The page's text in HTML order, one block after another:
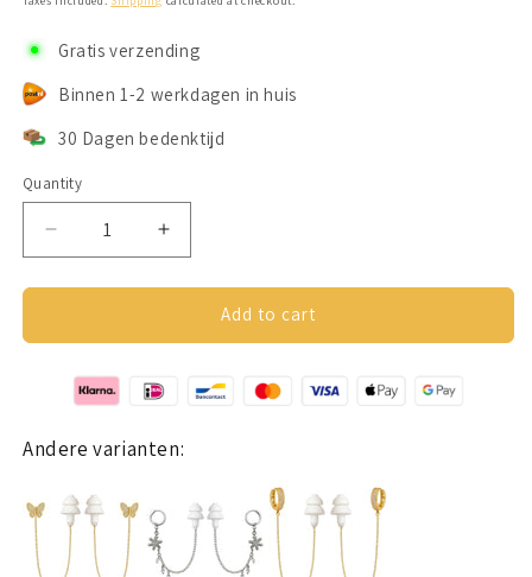
Gratis verzending
Binnen 1-2 werkdagen in huis
30 Dagen bedenktijd
Quantity
Decrease
quantity
for
Voor
(Maan)
Goudkleurig
Increase
quantity
for
Oorbellen
Voor
(Maan)
Add to cart
Andere varianten: